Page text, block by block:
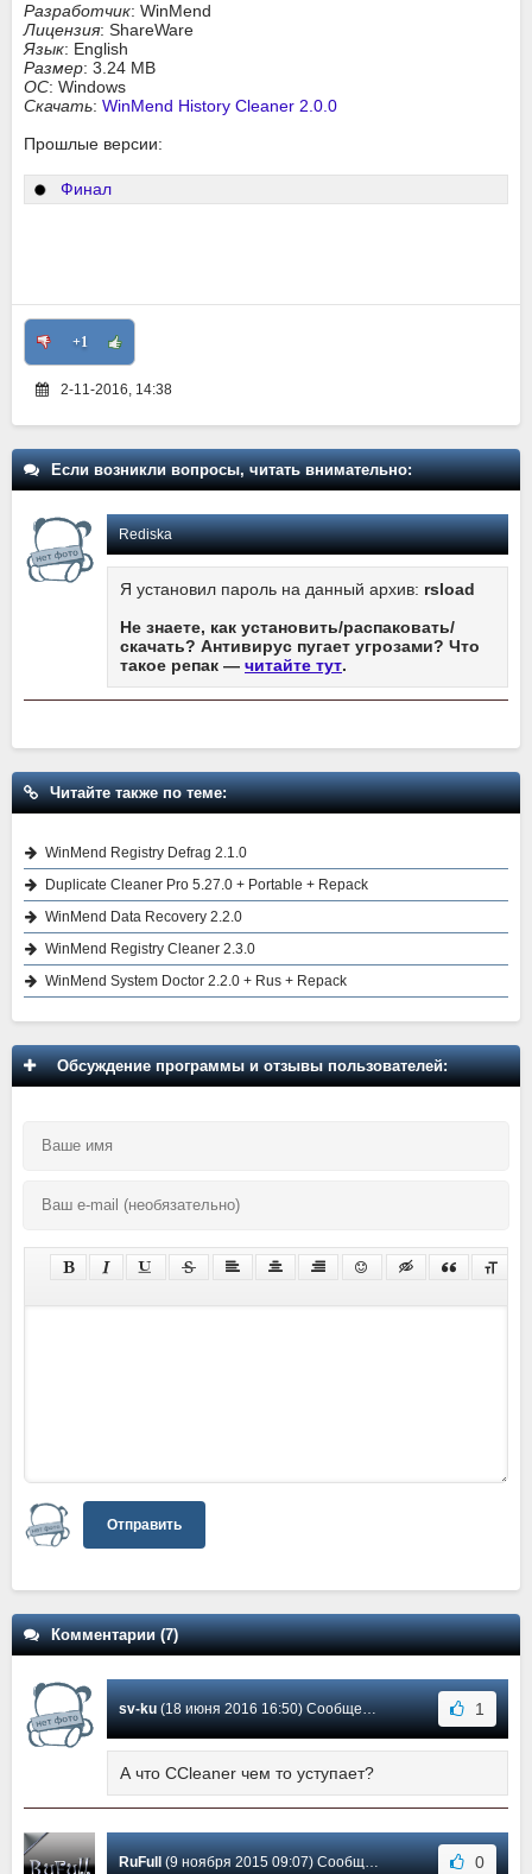
Разработчик: WinMend
Лицензия: ShareWare
Язык: English
Размер: 3.24 MB
ОС: Windows
Скачать: WinMend History Cleaner 2.0.0
Прошлые версии:
Финал
+1
2-11-2016, 14:38
Если возникли вопросы, читать внимательно:
Rediska
Я установил пароль на данный архив: rsload
Не знаете, как установить/распаковать/
скачать? Антивирус пугает угрозами? Что
такое репак — читайте тут.
Читайте также по теме:
WinMend Registry Defrag 2.1.0
Duplicate Cleaner Pro 5.27.0 + Portable + Repack
WinMend Data Recovery 2.2.0
WinMend Registry Cleaner 2.3.0
WinMend System Doctor 2.2.0 + Rus + Repack
Обсуждение программы и отзывы пользователей:
Отправить
Комментарии (7)
sv-ku(18 июня 2016 16:50) Сообщение #7 1
А что CCleaner чем то уступает?
RuFull (9 ноября 2015 09:07) Сообщение #6 0